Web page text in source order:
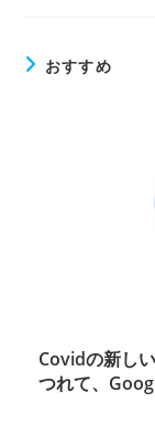
おすすめ
Covidの新し
つれて、